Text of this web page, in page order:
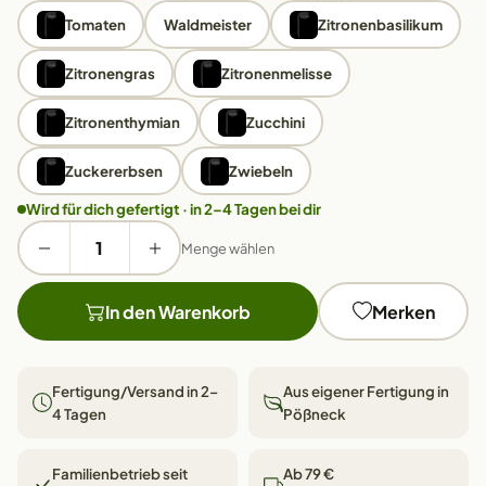
Tomaten Waldmeister Zitronenbasilikum
Zitronengras Zitronenmelisse
Zitronenthymian Zucchini
Zuckererbsen Zwiebeln
Wird für dich gefertigt · in 2–4 Tagen bei dir
Menge wählen
In den Warenkorb Merken
Fertigung/Versand in 2–
4 Tagen
Aus eigener Fertigung in
Pößneck
Familienbetrieb seit
Ab 79 €